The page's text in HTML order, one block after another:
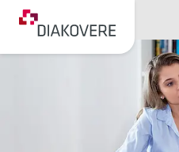
NAVIGATION ÜBERSPRINGEN